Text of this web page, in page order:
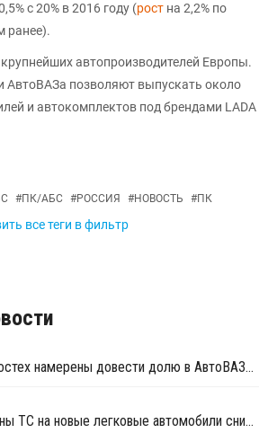
с 20% в 2016 году (рост на 2,2% по
ранее).
автопроизводителей Европы.
АвтоВАЗа позволяют выпускать около
и автокомплектов под брендами LADA
#ПК/АБС #РОССИЯ #НОВОСТЬ #ПК
все теги в фильтр
Renault-Nissan и Ростех намерены довести долю в АвтоВАЗе до 100%
Импортные пошлины ТС на новые легковые автомобили снизятся в сентябре до 17%